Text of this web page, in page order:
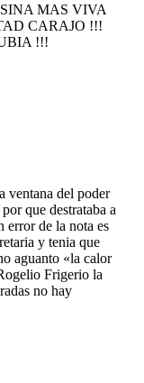
MAS VIVA
CARAJO !!!
!!!
ventana del poder
que destrataba a
error de la nota es
y tenia que
aguanto «la calor
Frigerio la
no hay